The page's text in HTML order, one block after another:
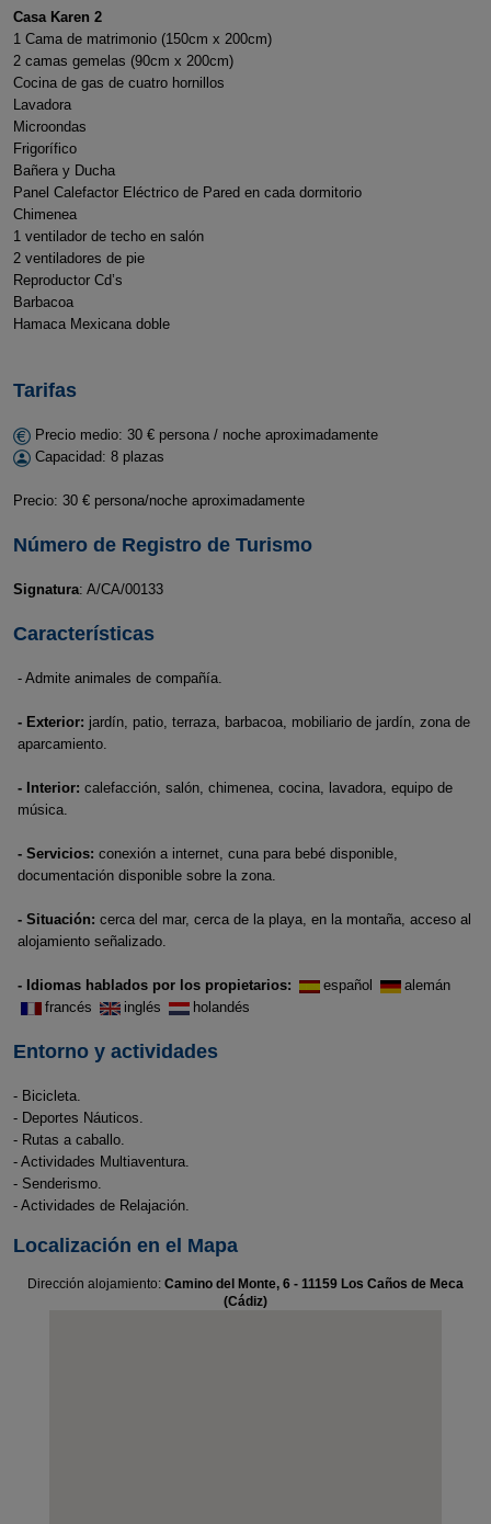
Casa Karen 2
1 Cama de matrimonio (150cm x 200cm)
2 camas gemelas (90cm x 200cm)
Cocina de gas de cuatro hornillos
Lavadora
Microondas
Frigorífico
Bañera y Ducha
Panel Calefactor Eléctrico de Pared en cada dormitorio
Chimenea
1 ventilador de techo en salón
2 ventiladores de pie
Reproductor Cd’s
Barbacoa
Hamaca Mexicana doble
Tarifas
Precio medio: 30 € persona / noche aproximadamente
Capacidad: 8 plazas
Precio: 30 € persona/noche aproximadamente
Número de Registro de Turismo
Signatura: A/CA/00133
Características
- Admite animales de compañía.
- Exterior: jardín, patio, terraza, barbacoa, mobiliario de jardín, zona de
aparcamiento.
- Interior: calefacción, salón, chimenea, cocina, lavadora, equipo de
música.
- Servicios: conexión a internet, cuna para bebé disponible,
documentación disponible sobre la zona.
- Situación: cerca del mar, cerca de la playa, en la montaña, acceso al
alojamiento señalizado.
- Idiomas hablados por los propietarios: español
alemán
francés
inglés holandés
Entorno y actividades
- Bicicleta.
- Deportes Náuticos.
- Rutas a caballo.
- Actividades Multiaventura.
- Senderismo.
- Actividades de Relajación.
Localización en el Mapa
Dirección alojamiento: Camino del Monte, 6 - 11159 Los Caños de Meca
(Cádiz)